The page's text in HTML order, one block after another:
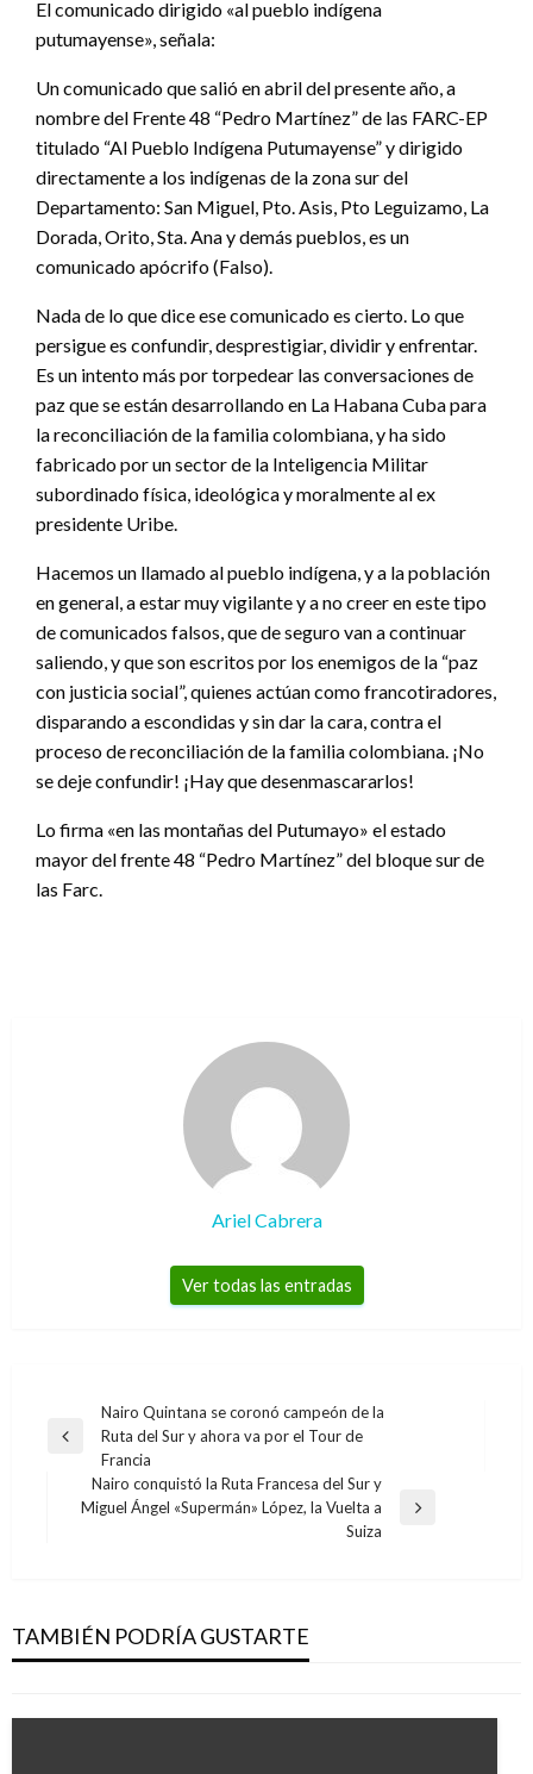
El comunicado dirigido «al pueblo indígena
putumayense», señala:
Un comunicado que salió en abril del presente año, a
nombre del Frente 48 “Pedro Martínez” de las FARC-EP
titulado “Al Pueblo Indígena Putumayense” y dirigido
directamente a los indígenas de la zona sur del
Departamento: San Miguel, Pto. Asis, Pto Leguizamo, La
Dorada, Orito, Sta. Ana y demás pueblos, es un
comunicado apócrifo (Falso).
Nada de lo que dice ese comunicado es cierto. Lo que
persigue es confundir, desprestigiar, dividir y enfrentar.
Es un intento más por torpedear las conversaciones de
paz que se están desarrollando en La Habana Cuba para
la reconciliación de la familia colombiana, y ha sido
fabricado por un sector de la Inteligencia Militar
subordinado física, ideológica y moralmente al ex
presidente Uribe.
Hacemos un llamado al pueblo indígena, y a la población
en general, a estar muy vigilante y a no creer en este tipo
de comunicados falsos, que de seguro van a continuar
saliendo, y que son escritos por los enemigos de la “paz
con justicia social”, quienes actúan como francotiradores,
disparando a escondidas y sin dar la cara, contra el
proceso de reconciliación de la familia colombiana. ¡No
se deje confundir! ¡Hay que desenmascararlos!
Lo firma «en las montañas del Putumayo» el estado
mayor del frente 48 “Pedro Martínez” del bloque sur de
las Farc.
Ariel Cabrera
Ver todas las entradas
Navegación
de
entradas
Entrada
anterior
Nairo Quintana se coronó campeón de la
Ruta del Sur y ahora va por el Tour de
Francia
Entrada
Nairo conquistó la Ruta Francesa del Sur y
Miguel Ángel «Supermán» López, la Vuelta a
Suiza
TAMBIÉN PODRÍA GUSTARTE
G7 logra acuerdo de ayuda a la Amazonía
Ariel Cabrera domingo agosto 25, 2019